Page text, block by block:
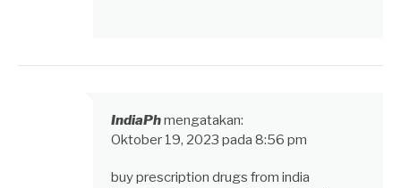
IndiaPhmengatakan:
Oktober 19, 2023 pada 8:56 pm
buy prescription drugs from india